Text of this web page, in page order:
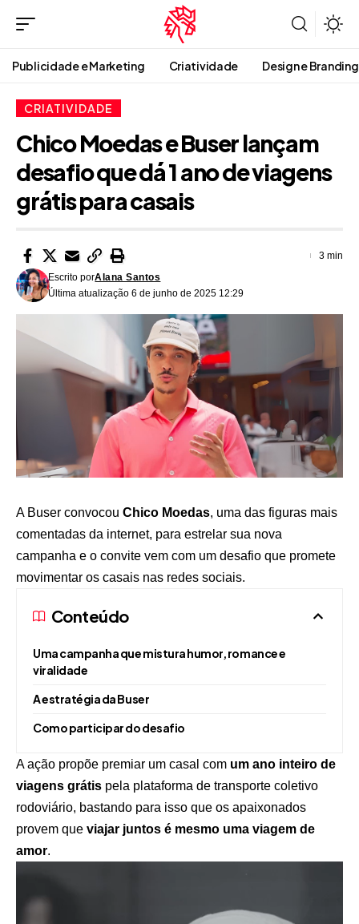
Publicidade e Marketing Criatividade Design e Branding
CRIATIVIDADE
Chico Moedas e Buser lançam
desafio que dá 1 ano de viagens
grátis para casais
Última atualização 6 de junho de 2025 12:29
Escrito porAlana Santos
3 min
A Buser convocou Chico Moedas, uma das figuras mais
comentadas da internet, para estrelar sua nova
campanha e o convite vem com um desafio que promete
movimentar os casais nas redes sociais.
Conteúdo
Uma campanha que mistura humor, romance e
viralidade
A estratégia da Buser
Como participar do desafio
A ação propõe premiar um casal com um ano inteiro de
viagens grátis pela plataforma de transporte coletivo
rodoviário, bastando para isso que os apaixonados
provem que viajar juntos é mesmo uma viagem de
amor.